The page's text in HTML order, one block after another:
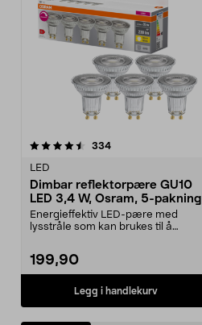
334anmeldelser
LED
Dimbar reflektorpære GU10
LED 3,4 W, Osram, 5-pakning
Energieffektiv LED-pære med
lysstråle som kan brukes til å
199,90
Legg i handlekurv
4.5 av 5 stjerner